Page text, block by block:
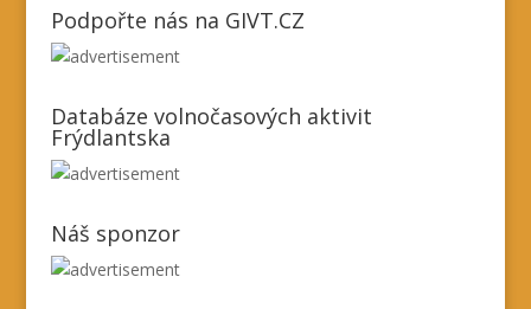
Podpořte nás na GIVT.CZ
Databáze volnočasových aktivit
Frýdlantska
Náš sponzor